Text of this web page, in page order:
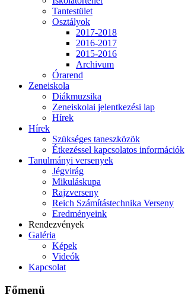
Tantestület
Osztályok
2017-2018
2016-2017
2015-2016
Archivum
Órarend
Zeneiskola
Diákmuzsika
Zeneiskolai jelentkezési lap
Hírek
Hírek
Szükséges taneszközök
Étkezéssel kapcsolatos információk
Tanulmányi versenyek
Jégvirág
Mikuláskupa
Rajzverseny
Reich Számítástechnika Verseny
Eredményeink
Rendezvények
Galéria
Képek
Videók
Kapcsolat
Főmenü